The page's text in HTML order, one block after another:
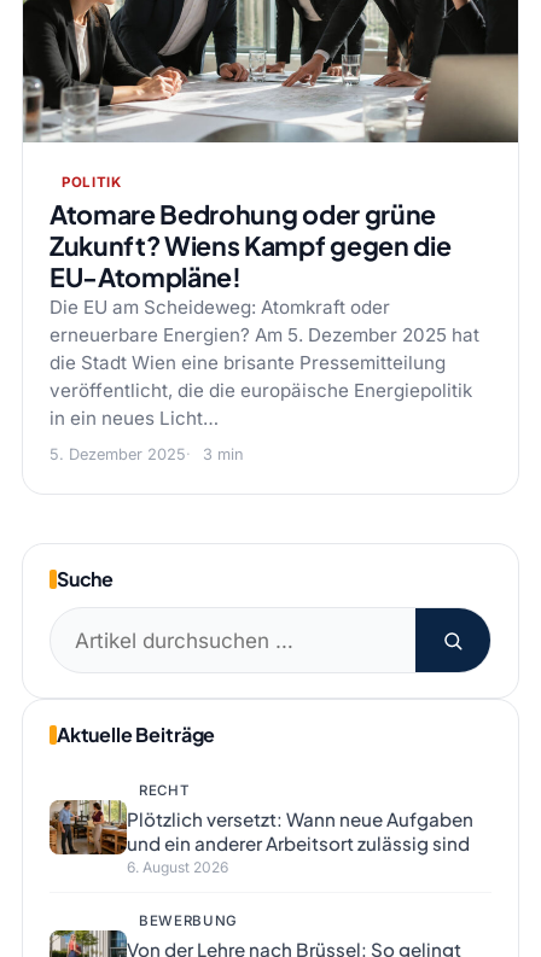
POLITIK
Atomare Bedrohung oder grüne
Zukunft? Wiens Kampf gegen die
EU-Atompläne!
Die EU am Scheideweg: Atomkraft oder
erneuerbare Energien? Am 5. Dezember 2025 hat
die Stadt Wien eine brisante Pressemitteilung
veröffentlicht, die die europäische Energiepolitik
in ein neues Licht…
5. Dezember 2025 3 min
Suche
Suchen
nach:
Aktuelle Beiträge
RECHT
Plötzlich versetzt: Wann neue Aufgaben
und ein anderer Arbeitsort zulässig sind
6. August 2026
BEWERBUNG
Von der Lehre nach Brüssel: So gelingt